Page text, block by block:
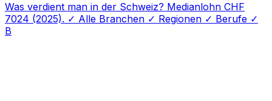
Was verdient man in der Schweiz? Medianlohn CHF
7024 (2025). ✓ Alle Branchen ✓ Regionen ✓ Berufe ✓
B